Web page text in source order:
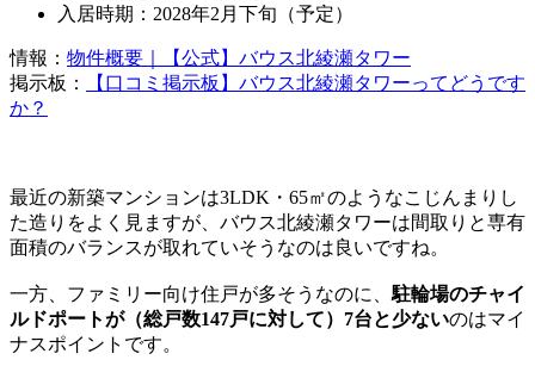
入居時期：2028年2月下旬（予定）
情報： 物件概要｜【公式】バウス北綾瀬タワー
掲示板：
【口コミ掲示板】バウス北綾瀬タワーってどうです
か？
最近の新築マンションは3LDK・65㎡のようなこじんまりし
た造りをよく見ますが、バウス北綾瀬タワーは間取りと専有
面積のバランスが取れていそうなのは良いですね。
一方、ファミリー向け住戸が多そうなのに、 駐輪場のチャイ
ルドポートが（総戸数147戸に対して）7台と少ないのはマイ
ナスポイントです。